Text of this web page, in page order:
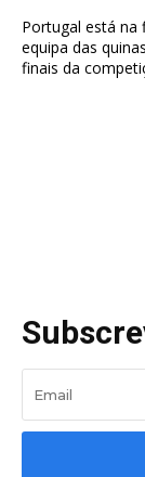
Portugal está na
equipa das